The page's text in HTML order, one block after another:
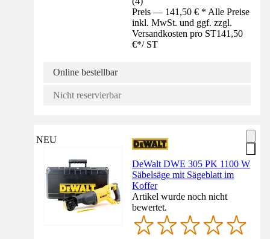
Preis — 141,50 € * Alle Preise
inkl. MwSt. und ggf. zzgl.
Versandkosten pro ST141,50
€*/ ST
Online bestellbar
Nicht reservierbar
NEU
DeWalt DWE 305 PK 1100 W
Säbelsäge mit Sägeblatt im
Koffer
Artikel wurde noch nicht
bewertet.